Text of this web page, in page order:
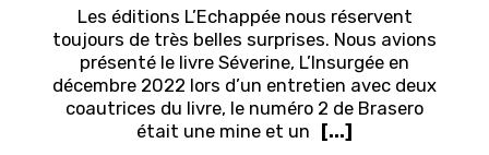
Les éditions L’Echappée nous réservent
toujours de très belles surprises. Nous avions
présenté le livre Séverine, L’Insurgée en
décembre 2022 lors d’un entretien avec deux
coautrices du livre, le numéro 2 de Brasero
était une mine et un
[...]